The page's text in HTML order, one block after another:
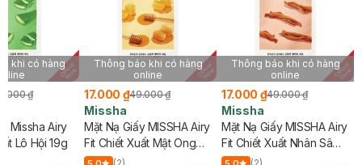
khi có hàng
₫
Missha Airy
Lô Hội 19g
Thông báo khi có hàng
online
17.000 ₫49.000 ₫
Missha
Mặt Nạ Giấy MISSHA Airy
Fit Chiết Xuất Mật Ong
19g
Thông báo khi có hàng
online
17.000 ₫49.000 ₫
Missha
Mặt Nạ Giấy MISSHA Airy
Fit Chiết Xuất Nhân Sâm
Đỏ 19g